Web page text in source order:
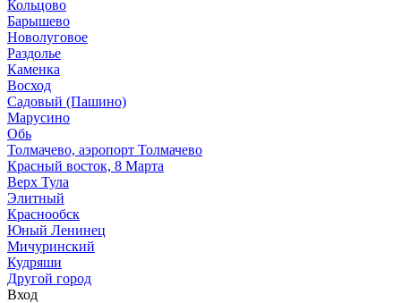
Кольцово
Барышево
Новолуговое
Раздолье
Каменка
Восход
Садовый (Пашино)
Марусино
Обь
Толмачево, аэропорт Толмачево
Красный восток, 8 Марта
Верх Тула
Элитный
Краснообск
Юный Ленинец
Мичуринский
Кудряши
Другой город
Вход